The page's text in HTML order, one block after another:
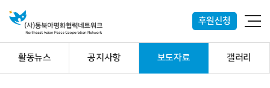
후원신청
활동뉴스 공지사항 보도자료 갤러리